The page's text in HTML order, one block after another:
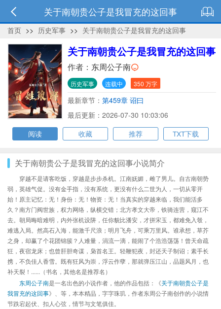
关于南朝贵公子是我冒充的这回事
首页 >> 历史军事 >> 关于南朝贵公子是我冒充的这回事
关于南朝贵公子是我冒充的这回事
作者： 东周公子南
历史军事 连载中 350 万字
最新章节： 第459章 诏曰
最后更新：2026-07-30 10:03:06
阅读
收藏 推荐 TXT下载
关于南朝贵公子是我冒充的这回事小说简介
穿越不是请客吃饭，穿越是步步杀机。江南妩媚，雌了男儿。自古南朝势
弱，英雄气促。没有金手指，没有系统，更没有什么二世为人，一切从零开
始！原主记忆：无！身份：无！物资：无！当真实的穿越来临，我们能活多
久？南方门阀世族，权力网络，纵横交错；北方孝文大帝，铁骑连营，窥江不
去。朝局晦暗难明，内外张机设阱，任你貌比潘安，才拼宋玉，都难免入彀，
难逃入局。然高石入海，能激千尺浪；明月飞舟，可乘万里风。谁承想，草芥
之身，却赢了个花团锦簇？人难量，涓流一滴，能闹了个浩浩荡荡！曾天命疏
狂，夜宿龙床；也曾肝胆奇谋，枭首名王。轻鞭犯夜，封还天子制诏；素手长
携，不负佳人香雪。既有狂风为崇，浮云作孽，那就弹压江山，品题风月，也
补天裂！......（书名，其他名是推荐名）
东周公子南是一名出色的小说作者，他的作品包括：《关于南朝贵公子是
我冒充的这回事》、等，本本精品，字字珠玑，作者东周公子南创作的小说情
节跌宕起伏、扣人心弦，情节与文笔俱佳。